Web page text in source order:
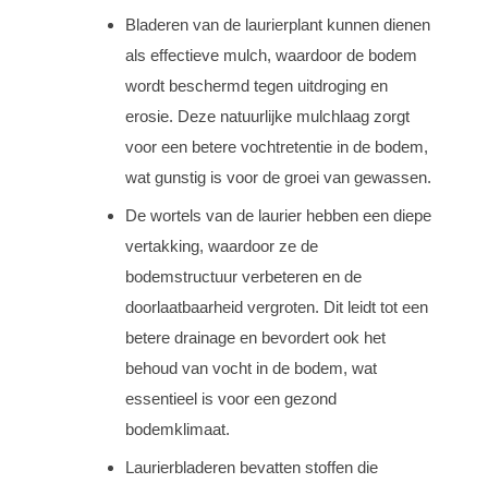
Bladeren van de laurierplant kunnen dienen
als effectieve mulch, waardoor de bodem
wordt beschermd tegen uitdroging en
erosie. Deze natuurlijke mulchlaag zorgt
voor een betere vochtretentie in de bodem,
wat gunstig is voor de groei van gewassen.
De wortels van de laurier hebben een diepe
vertakking, waardoor ze de
bodemstructuur verbeteren en de
doorlaatbaarheid vergroten. Dit leidt tot een
betere drainage en bevordert ook het
behoud van vocht in de bodem, wat
essentieel is voor een gezond
bodemklimaat.
Laurierbladeren bevatten stoffen die